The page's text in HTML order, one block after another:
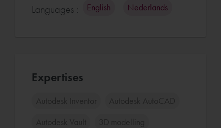
Languages : English Nederlands
Expertises
Autodesk Inventor Autodesk AutoCAD
Autodesk Vault 3D modelling